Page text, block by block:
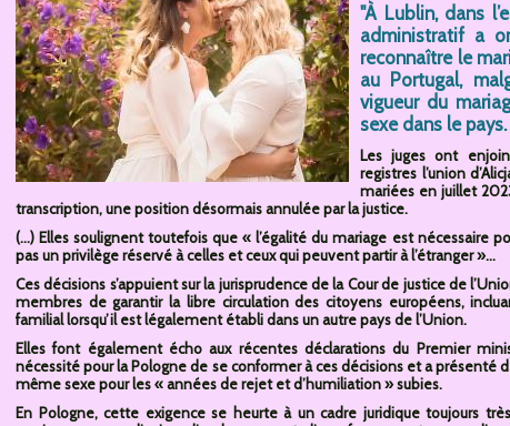
"À Lublin, dans
administratif a
reconnaître le
au Portugal,
vigueur du
sexe dans le pays.
Les juges ont
registres l’union
mariées en juillet
transcription, une position désormais annulée par la justice.
(...) Elles soulignent toutefois que « l’égalité du mariage est nécessaire
pas un privilège réservé à celles et ceux qui peuvent partir à l’étranger »...
Ces décisions s’appuient sur la jurisprudence de la Cour de justice de
membres de garantir la libre circulation des citoyens européens,
familial lorsqu’il est légalement établi dans un autre pays de l’Union.
Elles font également écho aux récentes déclarations du Premier
nécessité pour la Pologne de se conformer à ces décisions et a présenté
même sexe pour les « années de rejet et d’humiliation » subies.
En Pologne, cette exigence se heurte à un cadre juridique toujours